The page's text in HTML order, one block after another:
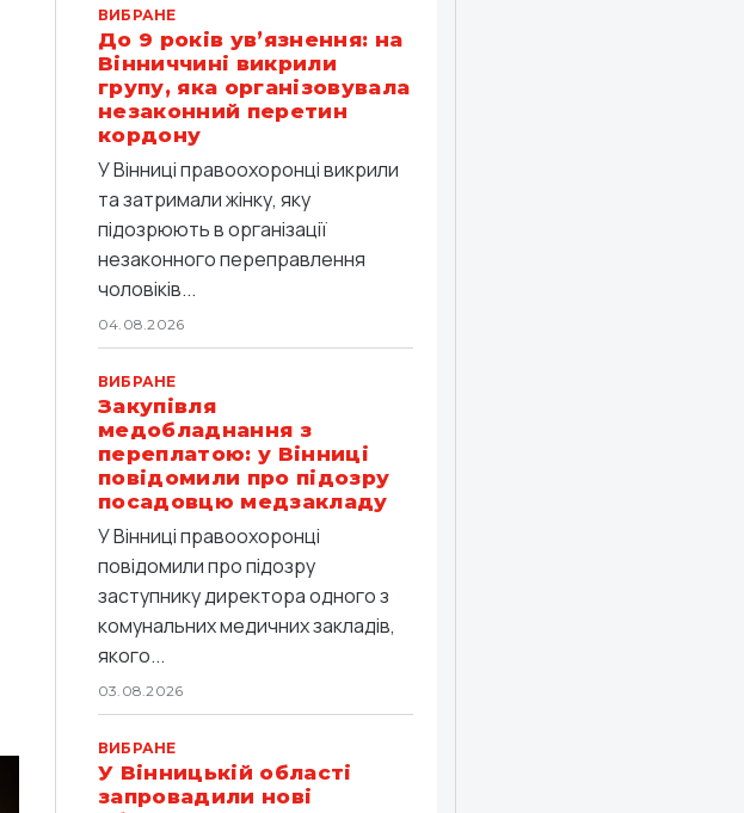
ВИБРАНЕ
До 9 років ув’язнення: на
Вінниччині викрили
групу, яка організовувала
незаконний перетин
кордону
У Вінниці правоохоронці викрили
та затримали жінку, яку
підозрюють в організації
незаконного переправлення
чоловіків...
04.08.2026
ВИБРАНЕ
Закупівля
медобладнання з
переплатою: у Вінниці
повідомили про підозру
посадовцю медзакладу
У Вінниці правоохоронці
повідомили про підозру
заступнику директора одного з
комунальних медичних закладів,
якого...
03.08.2026
ВИБРАНЕ
У Вінницькій області
запровадили нові